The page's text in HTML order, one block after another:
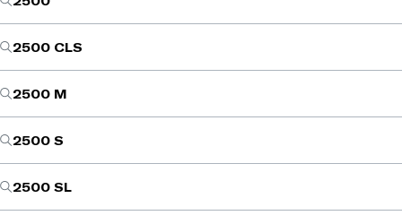
2500 CLS
2500 M
2500 S
2500 SL